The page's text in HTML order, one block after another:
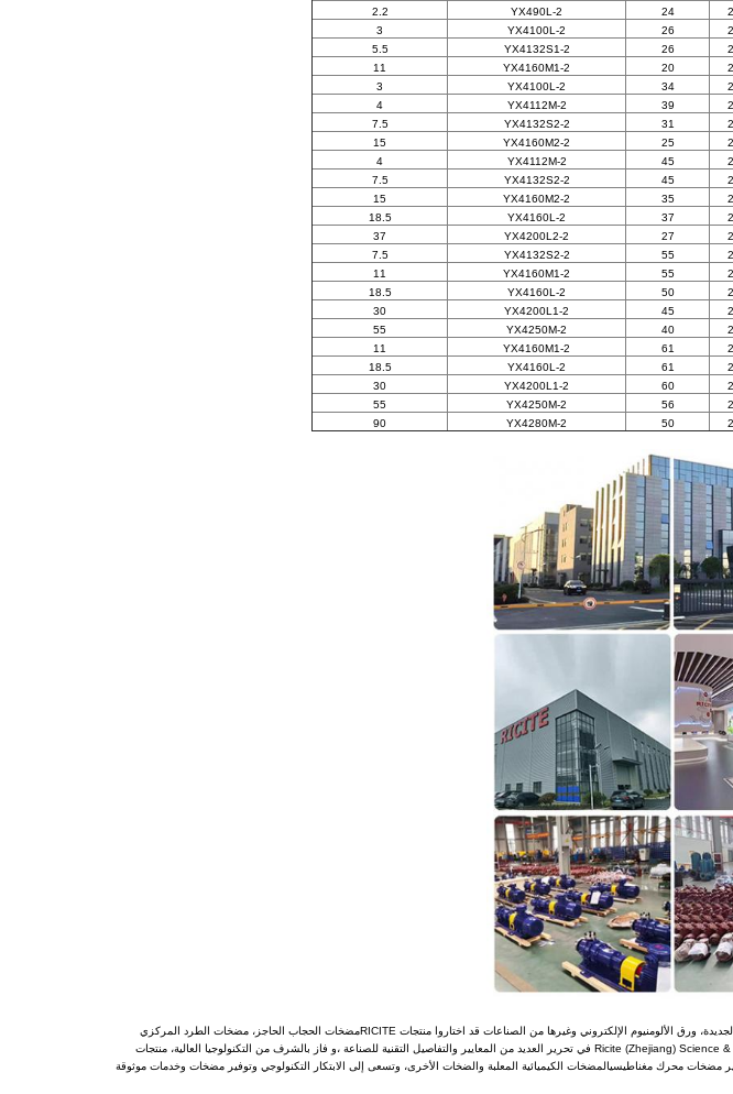
24
YX490L-2
2.2
26
YX4100L-2
3
26
YX4132S1-2
5.5
20
YX4160M1-2
11
34
YX4100L-2
3
39
YX4112M-2
4
31
YX4132S2-2
7.5
25
YX4160M2-2
15
45
YX4112M-2
4
45
YX4132S2-2
7.5
35
YX4160M2-2
15
37
YX4160L-2
18.5
27
YX4200L2-2
37
55
YX4132S2-2
7.5
55
YX4160M1-2
11
50
YX4160L-2
18.5
45
YX4200L1-2
30
40
YX4250M-2
55
61
YX4160M1-2
11
61
YX4160L-2
18.5
60
YX4200L1-2
30
56
YX4250M-2
55
50
YX4280M-2
90
أكثر من 10000 عميل في الصناعات الكيميائية، الصيدلانية، الطاقة الجديدة، ورق الألومنيوم الإلكتروني وغيرها من الصناعات قد اختاروا منتجات RICITEمضخات الحجاب الحاجز، مضخات الطرد المركزي
الميكانيكية ، وما إلى ذلك) ، وشاركت شركة Ricite (Zhejiang) Science & Technology Co. ، Ltd في تحرير العديد من المعايير والتفاصيل التقنية للصناعة ،و فاز بالشرف من التكنولوجيا العالية، منتجات
مضخات محرك مغناطيسيالمضخات الكيميائية المعلبة والضخات الأخرى، وتسعى إلى الابتكار التكنولوجي وتوفير مضخات وخدمات موثوقة